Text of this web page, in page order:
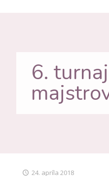
6. turnaj
24. apríla 2018